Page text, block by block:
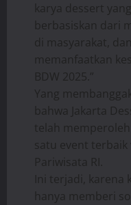
karya dessert
berbasiskan dari
di masyarakat,
memanfaatkan
BDW 2025.”
Yang
bahwa Jakarta
telah
satu event
Pariwisata RI.
Ini terjadi, karena
hanya memberi